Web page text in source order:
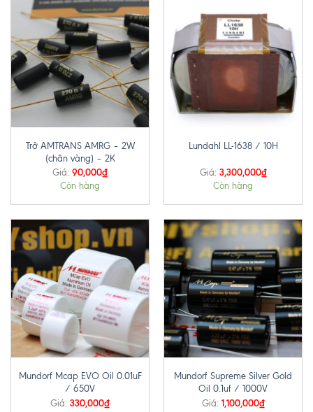
Trở AMTRANS AMRG – 2W
(chân vàng) – 2K
Giá: 90,000₫
Còn hàng
Lundahl LL-1638 / 10H
Giá: 3,300,000₫
Còn hàng
Mundorf Mcap EVO Oil 0.01uF
/ 650V
Giá: 330,000₫
Mundorf Supreme Silver Gold
Oil 0.1uf / 1000V
Giá: 1,100,000₫